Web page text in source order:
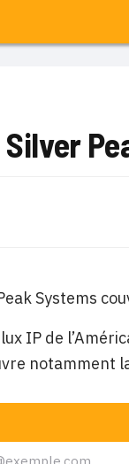
Systems
IP de
notamment